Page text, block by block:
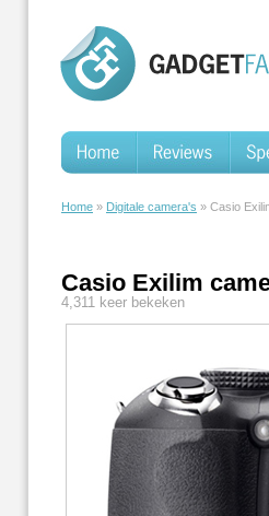
Home » Digitale camera's » Casio
Casio Exilim
4,311 keer bekeken